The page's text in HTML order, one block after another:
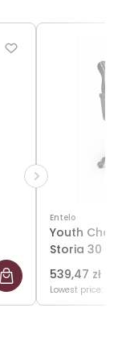
Entelo
Youth Chair
Storia 30
539,47 zł
Lowest price: